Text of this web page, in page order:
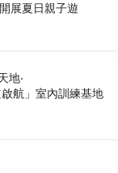
展夏日親子遊
地‧
航」室內訓練基地